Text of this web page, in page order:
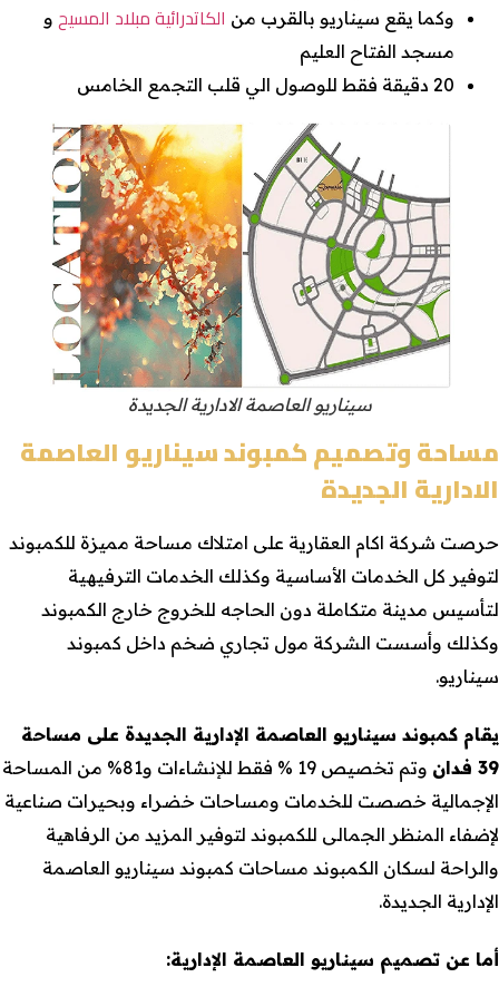
وكما يقع سيناريو بالقرب من الكاتدرائية مبلاد المسيح و
مسجد الفتاح العليم
20 دقيقة فقط للوصول الي قلب التجمع الخامس
سيناريو العاصمة الادارية الجديدة
مساحة وتصميم كمبوند سيناريو العاصمة
الادارية الجديدة
حرصت شركة اكام العقارية على امتلاك مساحة مميزة للكمبوند
لتوفير كل الخدمات الأساسية وكذلك الخدمات الترفيهية
لتأسيس مدينة متكاملة دون الحاجه للخروج خارج الكمبوند
وكذلك وأسست الشركة مول تجاري ضخم داخل كمبوند
سيناريو.
يقام كمبوند سيناريو العاصمة الإدارية الجديدة على مساحة
39 فدان
وتم تخصيص 19 % فقط للإنشاءات و81% من المساحة
الإجمالية خصصت للخدمات ومساحات خضراء وبحيرات صناعية
لإضفاء المنظر الجمالى للكمبوند لتوفير المزيد من الرفاهية
والراحة لسكان الكمبوند مساحات كمبوند سيناريو العاصمة
الإدارية الجديدة.
أما عن تصميم سيناريو العاصمة الإدارية: